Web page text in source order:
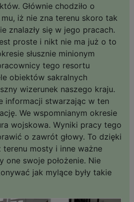
Głównie chodziło o
iż nie zna terenu skoro tak
znalazły się w jego pracach.
proste i nikt nie ma już o to
słusznie minionym
tego resortu
obiektów sakralnych
wizerunek naszego kraju.
informacji stwarzając w ten
We wspomnianym okresie
wojskowa. Wyniki pracy tego
o zawrót głowy. To dzięki
terenu mosty i inne ważne
one swoje położenie. Nie
jak mylące były takie